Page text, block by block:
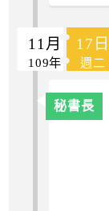
11月 17日
109年 週二